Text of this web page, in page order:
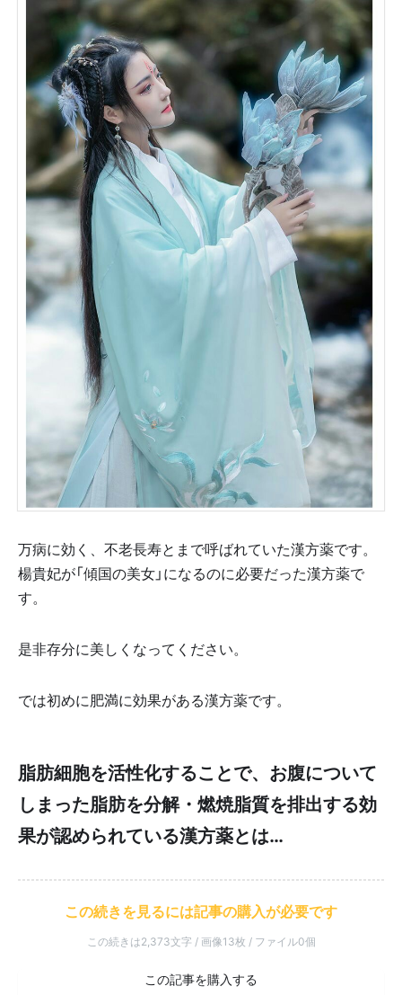
万病に効く、不老長寿とまで呼ばれていた漢方薬です。
楊貴妃が「傾国の美女」になるのに必要だった漢方薬で
す。
是非存分に美しくなってください。
では初めに肥満に効果がある漢方薬です。
脂肪細胞を活性化することで、お腹について
しまった脂肪を分解・燃焼脂質を排出する効
果が認められている漢方薬とは…
この続きを見るには記事の購入が必要です
この続きは2,373文字 / 画像13枚 / ファイル0個